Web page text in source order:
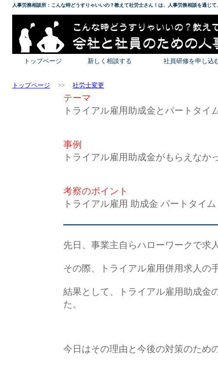
人事労務相談所：こんな時どうすりゃいいの？教えて社労士さん！は、人事労務相談を通じ
トップページ 新しく相談する 社員研修を申し込
トップページ >> 社労士変更
テーマ
トライアル雇用助成金とパートタイ
事例
トライアル雇用助成金がもらえなか
考察のポイント
トライアル雇用 助成金 パートタイ
先日、事業主自らハローワークで求
その際、トライアル雇用併用求人の
結果として、トライアル雇用助成金
た。
今日はその理由と今後の対策のため